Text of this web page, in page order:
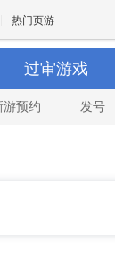
热门页游
魔兽 DNF
过审游戏
游预约 发号